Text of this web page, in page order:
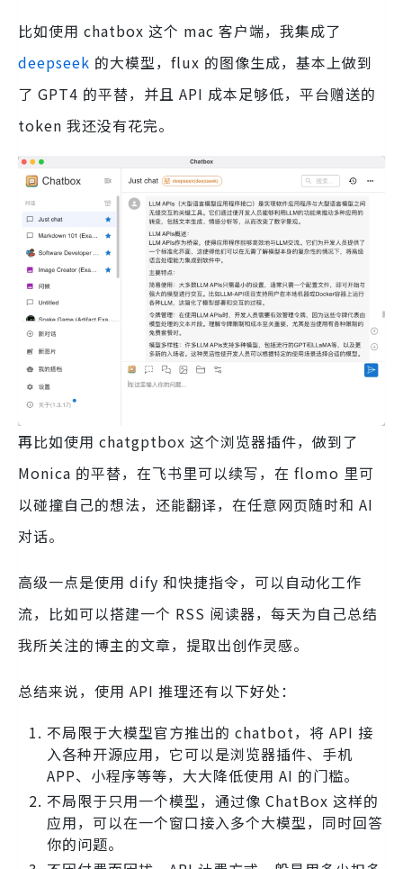
比如使用 chatbox 这个 mac 客户端，我集成了
deepseek 的大模型，flux 的图像生成，基本上做到
了 GPT4 的平替，并且 API 成本足够低，平台赠送的
token 我还没有花完。
再比如使用 chatgptbox 这个浏览器插件，做到了
Monica 的平替，在飞书里可以续写，在 flomo 里可
以碰撞自己的想法，还能翻译，在任意网页随时和 AI
对话。
高级一点是使用 dify 和快捷指令，可以自动化工作
流，比如可以搭建一个 RSS 阅读器，每天为自己总结
我所关注的博主的文章，提取出创作灵感。
总结来说，使用 API 推理还有以下好处：
不局限于大模型官方推出的 chatbot，将 API 接
入各种开源应用，它可以是浏览器插件、手机
APP、小程序等等，大大降低使用 AI 的门槛。
不局限于只用一个模型，通过像 ChatBox 这样的
应用，可以在一个窗口接入多个大模型，同时回答
你的问题。